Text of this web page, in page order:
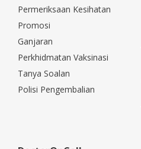
Permeriksaan Kesihatan
Promosi
Ganjaran
Perkhidmatan Vaksinasi
Tanya Soalan
Polisi Pengembalian